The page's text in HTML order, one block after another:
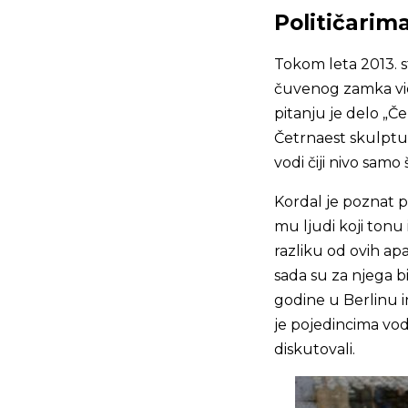
Tokom leta 2013.
čuvenog zamka
pitanju je delo
Četrnaest
vodi čiji nivo
Kordal je poznat
mu ljudi koji tonu
razliku od ovih
sada su za njega
godine u Berlinu
je pojedincima
diskutovali.